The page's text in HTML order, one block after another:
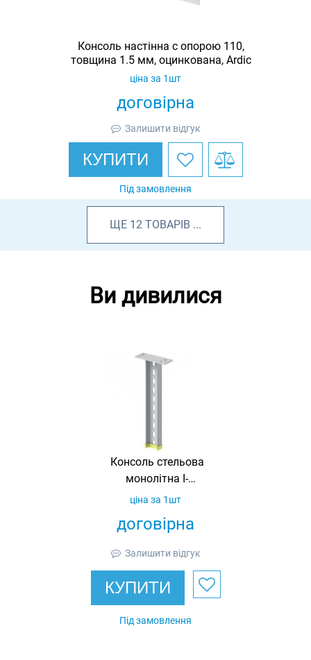
Консоль настінна c опорою 110,
товщина 1.5 мм, оцинкована, Ardic
договірна
ціна за 1шт
Залишити відгук
КУПИТИ
Під замовлення
ЩЕ 12 ТОВАРІВ ...
Ви дивилися
Консоль стельова
монолітна I-
подібна 80х40,
700,
договірна
ціна за 1шт
Залишити відгук
КУПИТИ
Під замовлення